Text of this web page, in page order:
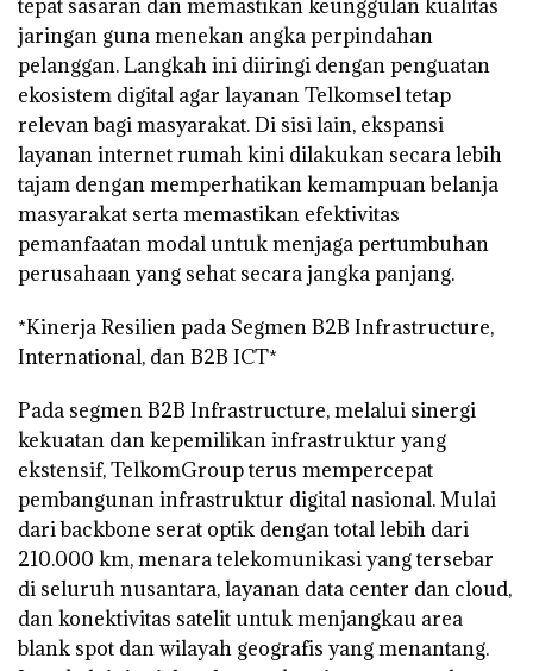
tepat sasaran dan memastikan keunggulan kualitas
jaringan guna menekan angka perpindahan
pelanggan. Langkah ini diiringi dengan penguatan
ekosistem digital agar layanan Telkomsel tetap
relevan bagi masyarakat. Di sisi lain, ekspansi
layanan internet rumah kini dilakukan secara lebih
tajam dengan memperhatikan kemampuan belanja
masyarakat serta memastikan efektivitas
pemanfaatan modal untuk menjaga pertumbuhan
perusahaan yang sehat secara jangka panjang.
*Kinerja Resilien pada Segmen B2B Infrastructure,
International, dan B2B ICT*
Pada segmen B2B Infrastructure, melalui sinergi
kekuatan dan kepemilikan infrastruktur yang
ekstensif, TelkomGroup terus mempercepat
pembangunan infrastruktur digital nasional. Mulai
dari backbone serat optik dengan total lebih dari
210.000 km, menara telekomunikasi yang tersebar
di seluruh nusantara, layanan data center dan cloud,
dan konektivitas satelit untuk menjangkau area
blank spot dan wilayah geografis yang menantang.